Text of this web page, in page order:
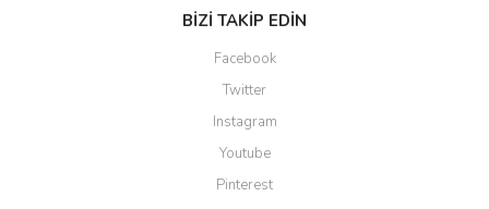
BİZİ TAKİP EDİN
Facebook
Twitter
Instagram
Youtube
Pinterest